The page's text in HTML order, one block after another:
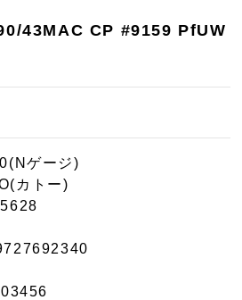
43MAC CP #9159 PfUW
ゲージ)
カトー)